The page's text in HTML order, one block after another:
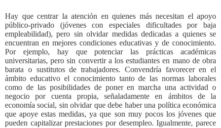
Hay que centrar la atención en quienes más necesitan el apoyo
público-privado (jóvenes con especiales dificultades por baja
empleabilidad), pero sin olvidar medidas dedicadas a quienes se
encuentran en mejores condiciones educativas y de conocimiento.
Por ejemplo, hay que potenciar las prácticas académicas
universitarias, pero sin convertir a los estudiantes en mano de obra
barata o sustitutos de trabajadores. Convendría favorecer en el
ámbito educativo el conocimiento tanto de las normas laborales
como de las posibilidades de poner en marcha una actividad o
negocio por cuenta propia, señaladamente en ámbitos de la
economía social, sin olvidar que debe haber una política económica
que apoye estas medidas, ya que son muy pocos los jóvenes que
pueden capitalizar prestaciones por desempleo. Igualmente, parece